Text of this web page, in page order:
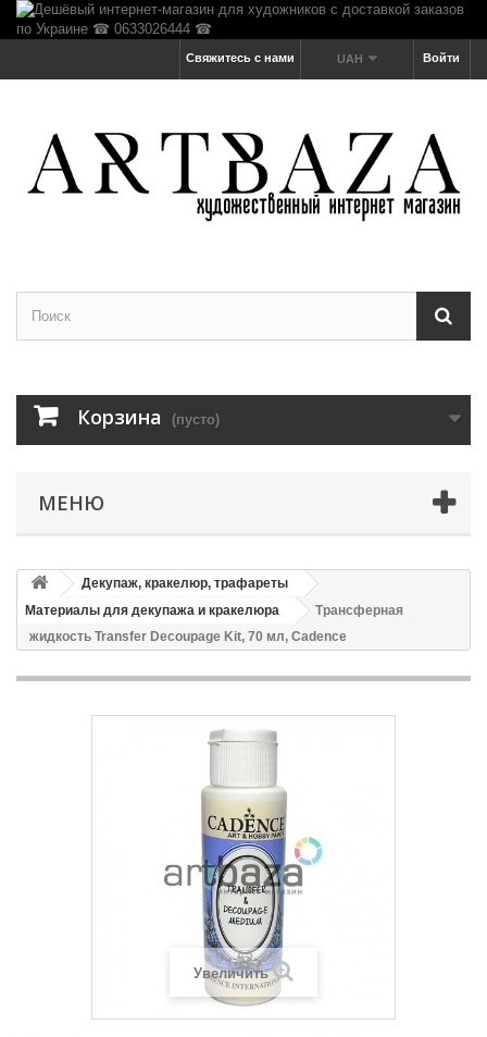
Войти
UAH
Свяжитесь с нами
Корзина (пусто)
МЕНЮ
Декупаж, кракелюр, трафареты
Материалы для декупажа и кракелюра
Трансферная
жидкость Transfer Decoupage Kit, 70 мл, Cadence
Увеличить